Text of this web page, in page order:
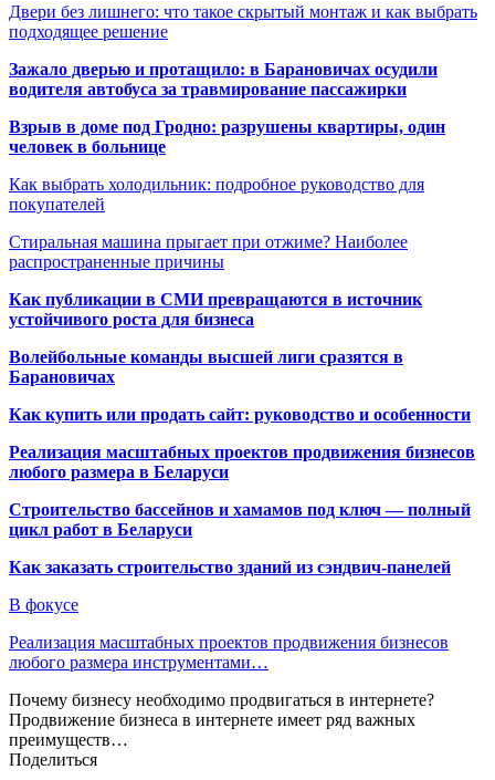
Двери без лишнего: что такое скрытый монтаж и как выбрать
подходящее решение
Зажало дверью и протащило: в Барановичах осудили
водителя автобуса за травмирование пассажирки
Взрыв в доме под Гродно: разрушены квартиры, один
человек в больнице
Как выбрать холодильник: подробное руководство для
покупателей
Стиральная машина прыгает при отжиме? Наиболее
распространенные причины
Как публикации в СМИ превращаются в источник
устойчивого роста для бизнеса
Волейбольные команды высшей лиги сразятся в
Барановичах
Как купить или продать сайт: руководство и особенности
Реализация масштабных проектов продвижения бизнесов
любого размера в Беларуси
Строительство бассейнов и хамамов под ключ — полный
цикл работ в Беларуси
Как заказать строительство зданий из сэндвич-панелей
В фокусе
Реализация масштабных проектов продвижения бизнесов
любого размера инструментами…
Почему бизнесу необходимо продвигаться в интернете?
Продвижение бизнеса в интернете имеет ряд важных
преимуществ…
Поделиться